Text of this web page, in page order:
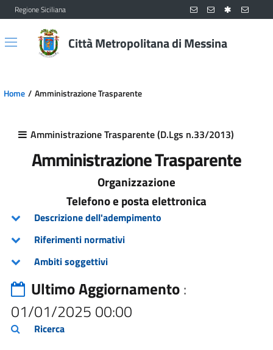
Vai al contenuto principale
Vai al menu principale
Regione Siciliana
Città Metropolitana di Messina
Home Amministrazione Trasparente
Amministrazione Trasparente (D.Lgs n.33/2013)
Amministrazione Trasparente
Organizzazione
Telefono e posta elettronica
Descrizione dell'adempimento
Riferimenti normativi
Ambiti soggettivi
Ultimo Aggiornamento:
01/01/2025 00:00
Ricerca